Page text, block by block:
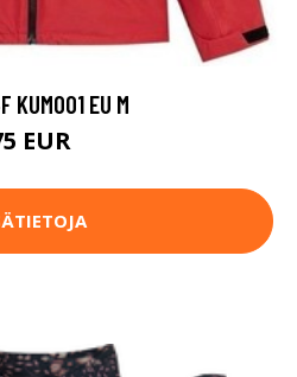
KUM001 EU M
EUR